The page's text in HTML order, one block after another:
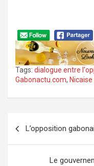
Tags: dialogue entre
Gabonactu.com,
de
l’article
L’opposition
Le